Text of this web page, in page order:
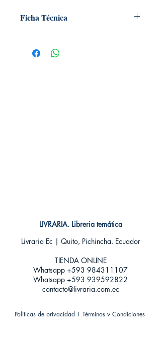
Ficha Técnica
Editorial: Alma
Idioma: Castellano
LIVRARIA. Libreria temática
Livraria Ec | Quito, Pichincha. Ecuador
TIENDA ONLINE​
Whatsapp +593 984311107
Whatsapp +593 939592822
contacto@livraria.com.ec
Políticas de privacidad | Términos y Condiciones